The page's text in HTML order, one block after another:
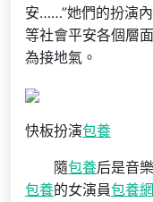
安……”她們的扮演
等社會平安各個層
為接地氣。
快板扮演包養
隨包養后是音
包養的女演員包養網